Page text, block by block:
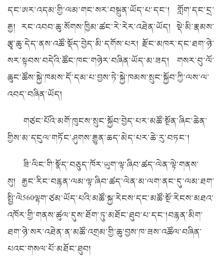
དང་ཨར་འདམ་གྱི་ལམ་གང་སར་བསྐྲུན་ཡོད་པ་དང་། གློག་དང་དྲ་
རྒྱ། རང་འབབ་ཆུ་སོགས་ཁྱིམ་ཚང་རེ་རེར་འཐེན་ཡོད། སྡེ་མི་རྣམས་
རྩྭ་ཆུ་དེད་ནས་འཚོ་སྡོད་བྱེད་མི་དགོས་པར། རྫོང་མཁར་དང་ཐག་ཉེ་
སར་སྟབས་བདེའི་ཚོང་ཁང་གཉེར་བཞིན་ཡོད་མ་ཟད། གསར་བུ་ལོ་
ཆུང་ཚོས་སྐྱེ་ཁམས་དོ་དམ་པ་བྱས་ཏེ་སྐྱེ་ཁམས་སྲུང་སྐྱོབ་ཀྱི་ལས་ལ་
འབད་བཞིན་ཡོད།
གཙང་པོའི་མགོ་ཁུངས་སྲུང་སྐྱོབ་བྱེད་པར་མཚོ་སྔོན་ཞིང་ཆེན་
གྱིས་མ་དངུལ་གཏོང་ཤུགས་རྒྱུན་ཆད་མེད་པར་ཆེ་རུ་བཏང་།
ཟི་ལིང་གི་སྣོད་བཅུད་ཁོར་ཡུག་ལྟ་ཞིབ་ཚད་ལེན་ལྟེ་གནས་
སུ། རྒྱང་རིང་བརྙན་ལམ་ལྟ་ཞིབ་ཚད་ལེན་མ་ལག་ནང་དུ་ལམ་ཐག་
སྤྱི་ལེ560ལྷག་ཙམ་ཡོད་པའི་མཚོ་སྐྱ་རེངས་དང་མཚོ་སྔོ་རེངས་མཐའ་
འཁོར་གྱི་གནས་ཚུལ་དུས་ཐོག་ཏུ་མཐོང་ཐུབ་པ་དང་།བརྙན་མིག་
ཐག་ཉེ་སར་འཐེན་ན་མཚོ་འགྲམ་གྱི་ཆུ་བྱས་ཁ་ཟས་འཚོལ་བཞིན་
པའང་གསལ་པོ་མཐོང་ཐུབ།